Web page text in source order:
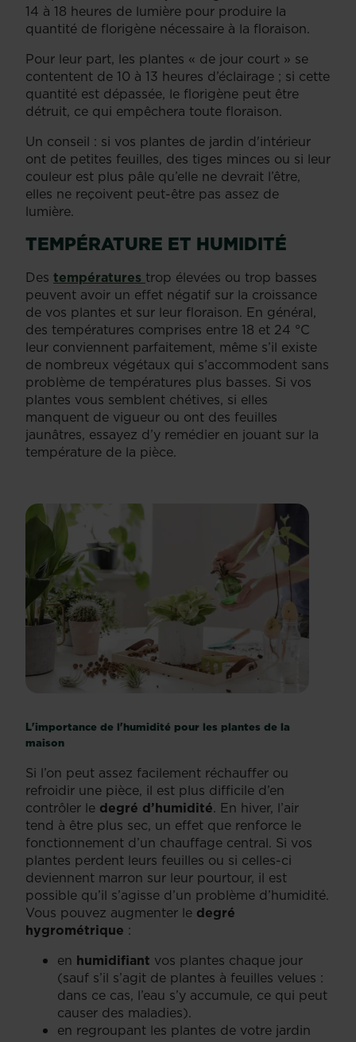
14 à 18 heures de lumière pour produire la
quantité de florigène nécessaire à la floraison.
Pour leur part, les plantes « de jour court » se
contentent de 10 à 13 heures d’éclairage ; si cette
quantité est dépassée, le florigène peut être
détruit, ce qui empêchera toute floraison.
Un conseil : si vos plantes de jardin d'intérieur
ont de petites feuilles, des tiges minces ou si leur
couleur est plus pâle qu’elle ne devrait l’être,
elles ne reçoivent peut-être pas assez de
lumière.
TEMPÉRATURE ET HUMIDITÉ
Des températures trop élevées ou trop basses
peuvent avoir un effet négatif sur la croissance
de vos plantes et sur leur floraison. En général,
des températures comprises entre 18 et 24 °C
leur conviennent parfaitement, même s’il existe
de nombreux végétaux qui s’accommodent sans
problème de températures plus basses. Si vos
plantes vous semblent chétives, si elles
manquent de vigueur ou ont des feuilles
jaunâtres, essayez d’y remédier en jouant sur la
température de la pièce.
L'importance de l'humidité pour les plantes de la
maison
Si l’on peut assez facilement réchauffer ou
refroidir une pièce, il est plus difficile d’en
contrôler le degré d’humidité. En hiver, l’air
tend à être plus sec, un effet que renforce le
fonctionnement d’un chauffage central. Si vos
plantes perdent leurs feuilles ou si celles-ci
deviennent marron sur leur pourtour, il est
possible qu’il s’agisse d’un problème d’humidité.
Vous pouvez augmenter le degré
hygrométrique :
en humidifiant vos plantes chaque jour
(sauf s’il s’agit de plantes à feuilles velues :
dans ce cas, l’eau s’y accumule, ce qui peut
causer des maladies).
en regroupant les plantes de votre jardin